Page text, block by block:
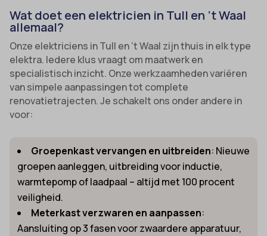
Wat doet een elektricien in Tull en ’t Waal
allemaal?
Onze elektriciens in Tull en ’t Waal zijn thuis in elk type
elektra. Iedere klus vraagt om maatwerk en
specialistisch inzicht. Onze werkzaamheden variëren
van simpele aanpassingen tot complete
renovatietrajecten. Je schakelt ons onder andere in
voor:
Groepenkast vervangen en uitbreiden: Nieuwe
groepen aanleggen, uitbreiding voor inductie,
warmtepomp of laadpaal – altijd met 100 procent
veiligheid.
Meterkast verzwaren en aanpassen:
Aansluiting op 3 fasen voor zwaardere apparatuur,